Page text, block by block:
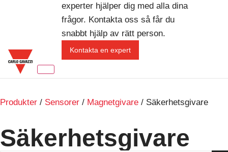
experter hjälper dig med alla dina
frågor. Kontakta oss så får du
snabbt hjälp av rätt person.
Kontakta en expert
Produkter / Sensorer / Magnetgivare / Säkerhetsgivare
Säkerhetsgivare